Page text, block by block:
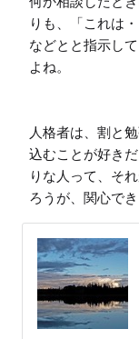
りも、「これは
などとと指示し
よね。
人格者は、割と
込むことが好き
りな人って、そ
ろうが、関心でき